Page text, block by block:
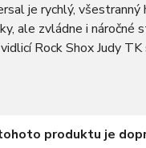
je rychlý,
ale zvládne i náročné
Rock Shox Judy
produktu je